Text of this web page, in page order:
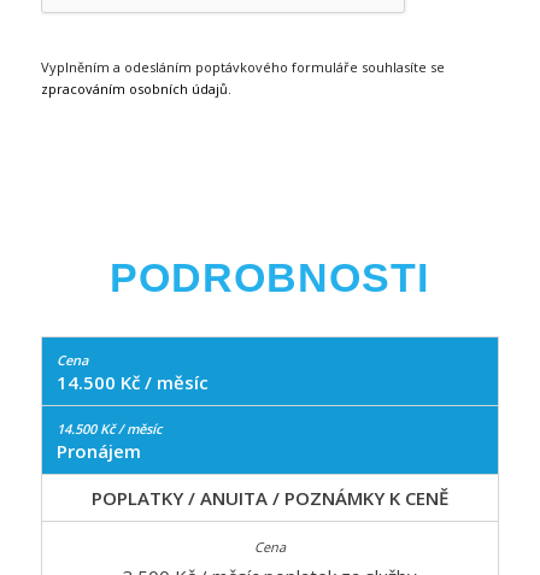
Vyplněním a odesláním poptávkového formuláře souhlasíte se
zpracováním osobních údajů
PODROBNOSTI
14.500 Kč / měsíc
Pronájem
POPLATKY / ANUITA / POZNÁMKY K CENĚ